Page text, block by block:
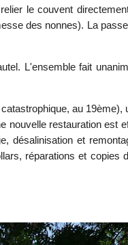
le couvent
des nonnes). La
L'ensemble fait
au 19ème),
restauration est
désalinisation et
réparations et